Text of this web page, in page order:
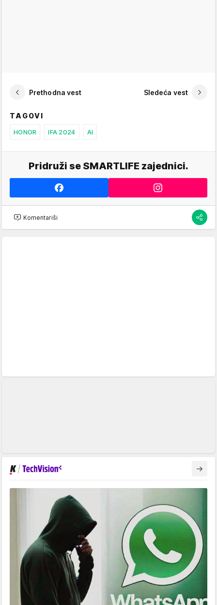
Prethodna vest Sledeća vest
TAGOVI
HONOR IFA 2024 AI
Pridruži se SMARTLIFE zajednici.
Komentariši